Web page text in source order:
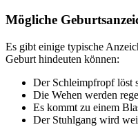
Mögliche
Es gibt einige typische
Geburt hindeuten können:
Der Schleimpfropf löst
Die Wehen werden
Es kommt zu einem
Der Stuhlgang wird